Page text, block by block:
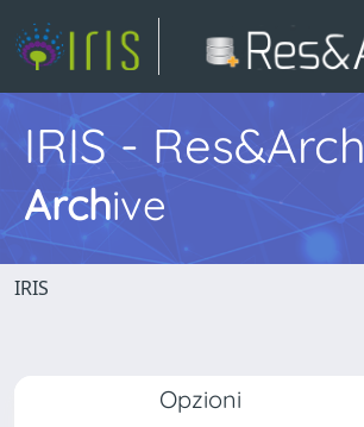
IRIS - Res&Arch
Archive
IRIS
Opzioni